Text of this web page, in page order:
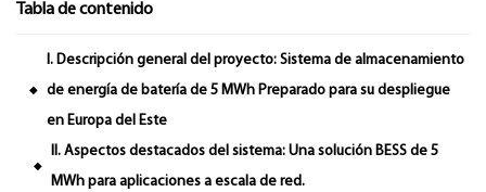
Tabla de contenido
◆
I. Descripción general del proyecto: Sistema de almacenamiento
de energía de batería de 5 MWh Preparado para su despliegue
en Europa del Este
◆
II. Aspectos destacados del sistema: Una solución BESS de 5
MWh para aplicaciones a escala de red.